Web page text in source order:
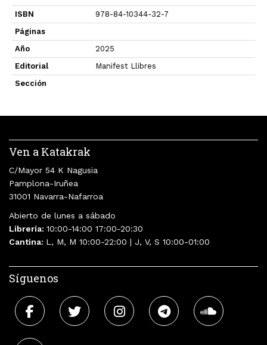
ISBN
978-84-10344-32-7
Páginas
Año
2025
Editorial
Manifest Llibres
Sección
Ven a Katakrak
C/Mayor 54 K Nagusia
Pamplona-Iruñea
31001 Navarra-Nafarroa
Abierto de lunes a sábado
Librería: 10:00-14:00 17:00-20:30
Cantina: L, M, M 10:00-22:00 | J, V, S 10:00-01:00
Síguenos